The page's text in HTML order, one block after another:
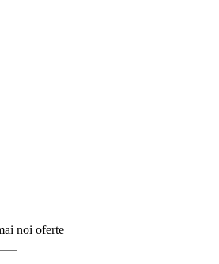
noi oferte